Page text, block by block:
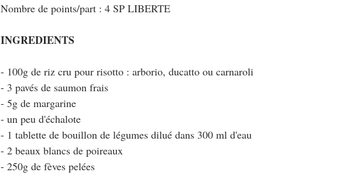
Nombre de points/part : 4 SP LIBERTE
INGREDIENTS
- 100g de riz cru pour risotto : arborio, ducatto ou carnaroli
- 3 pavés de saumon frais
- 5g de margarine
- un peu d'échalote
- 1 tablette de bouillon de légumes dilué dans 300 ml d'eau
- 2 beaux blancs de poireaux
- 250g de fèves pelées